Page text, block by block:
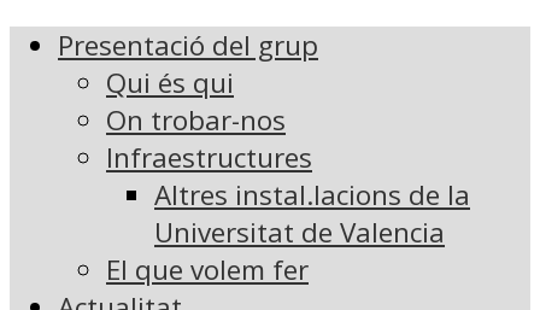
Presentació del grup
Qui és qui
On trobar-nos
Infraestructures
Altres instal.lacions de la
Universitat de Valencia
El que volem fer